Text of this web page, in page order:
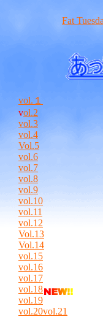
vol.１
vol.2
vol.3
vol.4
Vol.5
vol.6
vol.7
vol.8
vol.9
vol.10
vol.11
vol.12
Vol.13
Vol.14
vol.15
vol.16
vol.17
vol.18
vol.19
vol.20vol.21
Fat